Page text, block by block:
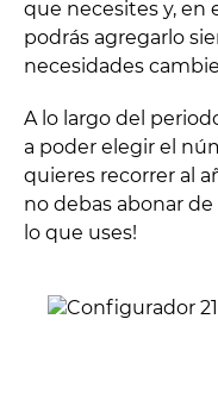
que necesites y, en
podrás agregarlo
necesidades
A lo largo del
a poder elegir el
quieres recorrer al
no debas abonar de
lo que uses!